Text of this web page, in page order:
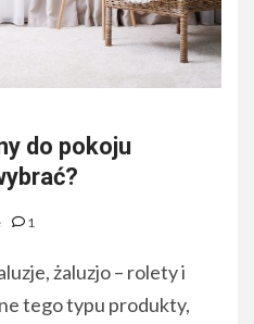
do pokoju
1
żaluzjo – rolety i
tego typu produkty,